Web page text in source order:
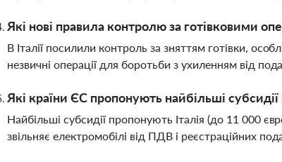
Які нові правила контролю за готівковими
В Італії посилили контроль за зняттям готівки,
незвичні операції для боротьби з ухиленням від
Які країни ЄС пропонують найбільші
Найбільші субсидії пропонують Італія (до 11 000
звільняє електромобілі від ПДВ і реєстраційних